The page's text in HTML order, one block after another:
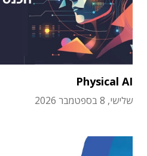
Physical AI
שלישי, 8 בספטמבר 2026